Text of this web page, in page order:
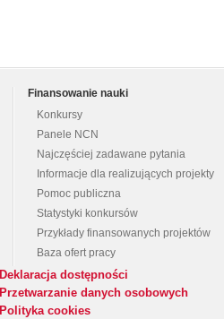
Finansowanie nauki
Konkursy
Panele NCN
Najczęściej zadawane pytania
Informacje dla realizujących projekty
Pomoc publiczna
Statystyki konkursów
Przykłady finansowanych projektów
Baza ofert pracy
Deklaracja dostępności
Przetwarzanie danych osobowych
Polityka cookies